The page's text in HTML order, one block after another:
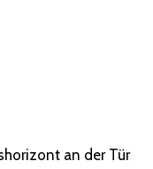
an der Tür